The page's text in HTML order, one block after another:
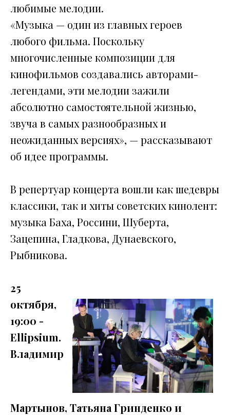
любимые мелодии.
«Музыка — один из главных героев
любого фильма. Поскольку
многочисленные композиции для
кинофильмов создавались авторами-
легендами, эти мелодии зажили
абсолютно самостоятельной жизнью,
звуча в самых разнообразных и
неожиданных версиях», — рассказывают
об идее программы.
В репертуар концерта вошли как шедевры
классики, так и хиты советских кинолент:
музыка Баха, Россини, Шуберта,
Зацепина, Гладкова, Дунаевского,
Рыбникова.
25
октября,
19:00 -
Ellipsium.
Владимир
Мартынов, Татьяна Гринденко и